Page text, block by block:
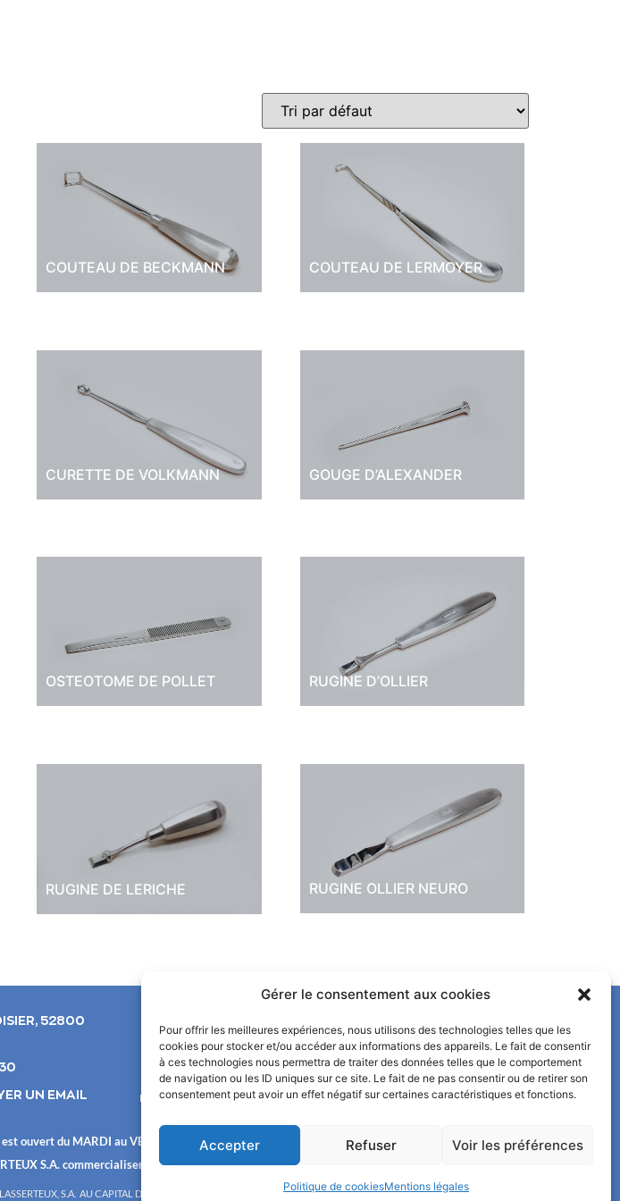
Gérer le consentement aux cookies
Pour offrir les meilleures expériences, nous utilisons des technologies telles que les
cookies pour stocker et/ou accéder aux informations des appareils. Le fait de consentir
à ces technologies nous permettra de traiter des données telles que le comportement
de navigation ou les ID uniques sur ce site. Le fait de ne pas consentir ou de retirer son
consentement peut avoir un effet négatif sur certaines caractéristiques et fonctions.
Accepter Refuser Voir les préférences
Politique de cookiesMentions légales
COUTEAU DE BECKMANN COUTEAU DE LERMOYER
CURETTE DE VOLKMANN GOUGE D’ALEXANDER
OSTEOTOME DE POLLET RUGINE D’OLLIER
RUGINE DE LERICHE RUGINE OLLIER NEURO
52800
UN EMAIL FABRICATION 100% FRANCAISE (SAUF *)
LES ETS CLAUDE LASSERTEUX
SONT CERTIFIÉS ISO 13485 DEPUIS 2006
ouvert du MARDI au VENDREDI de 8h à 12h et de 13h30 à 18h.
S.A. commercialisent leur fabrication uniquement aux distributeurs.
S.A. AU CAPITAL DE 600 000 € INSCRITE AU RCS DE CHAUMONT SOUS LE NUMÉRO 341 495 844